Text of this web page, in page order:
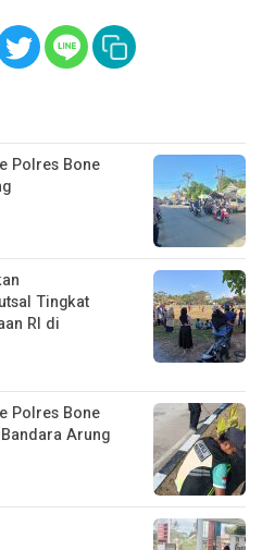
Polres Bone
Tingkat
RI di
Polres Bone
Arung